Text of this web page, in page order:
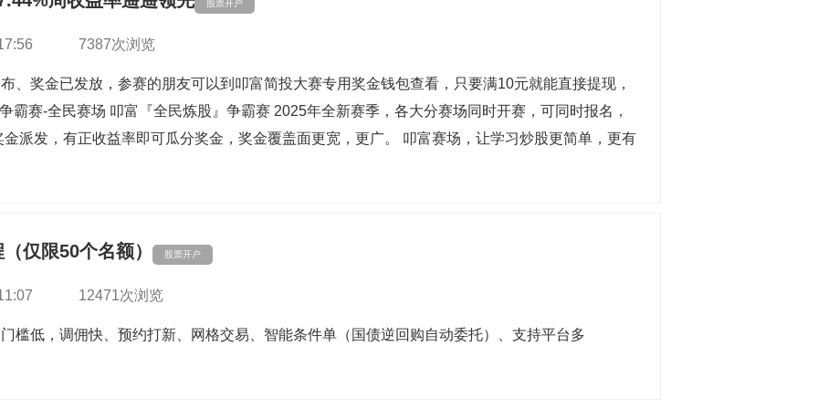
股票开户
7387次浏览
、奖金已发放，参赛的朋友可以到叩富简投大赛专用奖金钱包查看，只要满10元就能直接提现，
霸赛-全民赛场 叩富『全民炼股』争霸赛 2025年全新赛季，各大分赛场同时开赛，可同时报名，
派发，有正收益率即可瓜分奖金，奖金覆盖面更宽，更广。 叩富赛场，让学习炒股更简单，更有
仅限50个名额） 股票开户
12471次浏览
槛低，调佣快、预约打新、网格交易、智能条件单（国债逆回购自动委托）、支持平台多